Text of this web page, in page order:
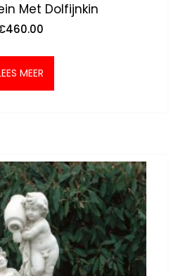
Met Dolfijnkin
460.00
MEER